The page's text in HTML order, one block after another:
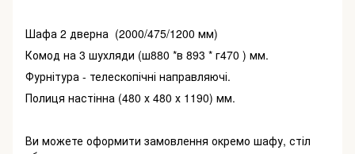
Шафа 2 дверна (2000/475/1200 мм)
Комод на 3 шухляди (ш880 *в 893 * г470 ) мм.
Фурнітура - телескопічні направляючі.
Полиця настінна (480 х 480 х 1190) мм.
Ви можете оформити замовлення окремо шафу, стіл